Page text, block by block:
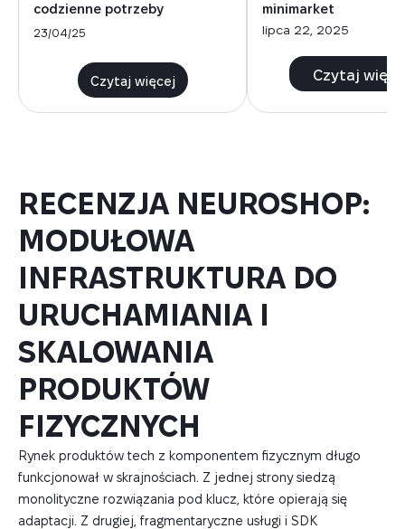
RECENZJA NEUROSHOP:
MODUŁOWA
INFRASTRUKTURA DO
URUCHAMIANIA I
SKALOWANIA
PRODUKTÓW
FIZYCZNYCH
Rynek produktów tech z komponentem fizycznym długo
funkcjonował w skrajnościach. Z jednej strony siedzą
monolityczne rozwiązania pod klucz, które opierają się
adaptacji. Z drugiej, fragmentaryczne usługi i SDK
codzienne potrzeby
23/04/25
minimarket
lipca 22, 2025
Czytaj